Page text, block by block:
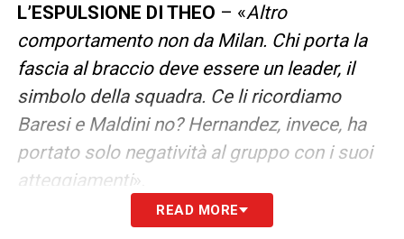
L’ESPULSIONE DI THEO – «Altro
comportamento non da Milan. Chi porta la
fascia al braccio deve essere un leader, il
simbolo della squadra. Ce li ricordiamo
Baresi e Maldini no? Hernandez, invece, ha
portato solo negatività al gruppo con i suoi
atteggiamenti».
I CAPITANI A ROTAZIONE CONVINCONO
READ MORE